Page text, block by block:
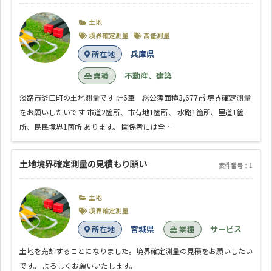
土地
境界確定測量
高低測量
所在地 兵庫県
業種 不動産、建築
淡路市釜口町の土地測量です 計6筆 総公簿面積3,677㎡ 境界確定測量
をお願いしたいです 市道2箇所、市有地1箇所、 水路1箇所、里道1箇
所、民民境界1箇所 あります。 関係者には全…
土地境界確定測量の見積もり願い 案件番号：1
土地
境界確定測量
所在地 宮城県 業種 サービス
土地を売却することになりました。境界確定測量の見積をお願いしたい
です。 よろしくお願いいたします。